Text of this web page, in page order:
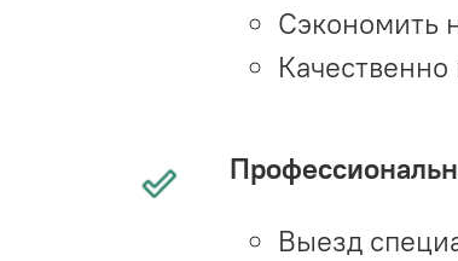
Сэкономить
Выезд